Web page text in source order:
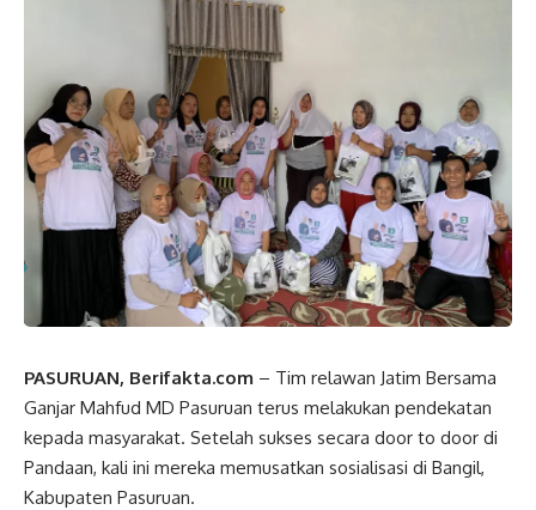
PASURUAN, Berifakta.com – Tim relawan Jatim Bersama
Ganjar Mahfud MD Pasuruan terus melakukan pendekatan
kepada masyarakat. Setelah sukses secara door to door di
Pandaan, kali ini mereka memusatkan sosialisasi di Bangil,
Kabupaten Pasuruan.